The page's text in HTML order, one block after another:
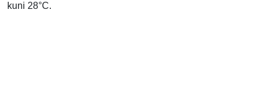
kuni 28°C.